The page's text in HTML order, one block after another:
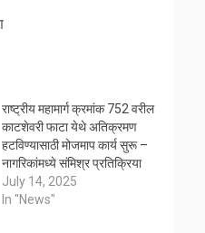
राष्ट्रीय महामार्ग क्रमांक 752 वरील
काटशेवरी फाटा येथे अतिक्रमण
हटविण्यासाठी मोजमाप कार्य सुरू –
नागरिकांमध्ये संमिश्र प्रतिक्रिया
July 14, 2025
In "News"